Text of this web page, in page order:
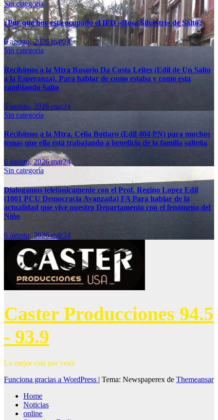
Sin categoría
¿Por qué hoy está ocupado el IFD «Rosa Silvestri» de Salto?
6 agosto, 2026mar24
Sin categoría
Recibimos a la Mtra Rosario Da Costa Leites (Edil de Un Salto
a la Esperanza). Para hablar de como estaba y como esta
cambiando Salto
6 agosto, 2026 mar24
Sin categoría
Recibimos a la Mtra. Celia Bottaro (Edil 404 PN) para muchos
temas que ella está trabajando a beneficio de la familia salteña
6 agosto, 2026mar24
Sin categoría
Dialogamos telefónicamente con el Prof. Regino Lopez Edil
(1001 PCU Democracia Avanzada) FA Para hablar de la
actualidad que vive nuestro Departamento con el fenómeno del
Niño
6 agosto, 2026mar24
Caster Producciones 94.5
- 93.9
Lo mejor está por venir
Funciona gracias a WordPress | Tema: Newspaperex de Themeansar
Home
Noticias
online